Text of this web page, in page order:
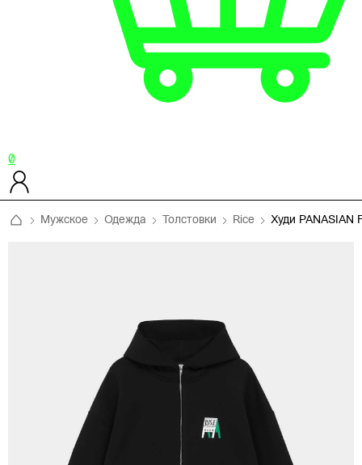
0
Мужское Одежда Толстовки Rice Худи PANASIAN